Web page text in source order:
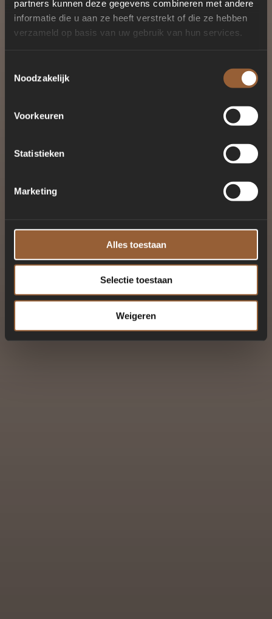
partners kunnen deze gegevens combineren met andere
informatie die u aan ze heeft verstrekt of die ze hebben
verzameld op basis van uw gebruik van hun services.
Noodzakelijk
Voorkeuren
Statistieken
Marketing
Alles toestaan
Selectie toestaan
Weigeren